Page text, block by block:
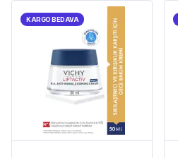
KARGO BEDAVA